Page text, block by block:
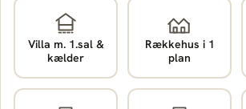
Villa m. 1.sal &
kælder
Rækkehus i 1
plan